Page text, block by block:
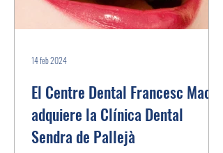
El Centre Dental Francesc Macià
adquiere la Clínica Dental
Sendra de Pallejà
14 feb 2024